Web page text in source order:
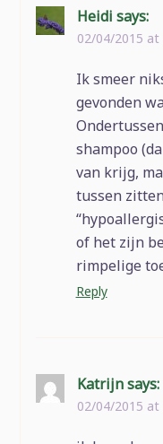
Heidi says:
02/04/2015 at
Ik smeer
gevonden
shampoo
van krijg,
tussen
of het zijn
rimpelige
Reply
Katrijn says:
02/04/2015 at